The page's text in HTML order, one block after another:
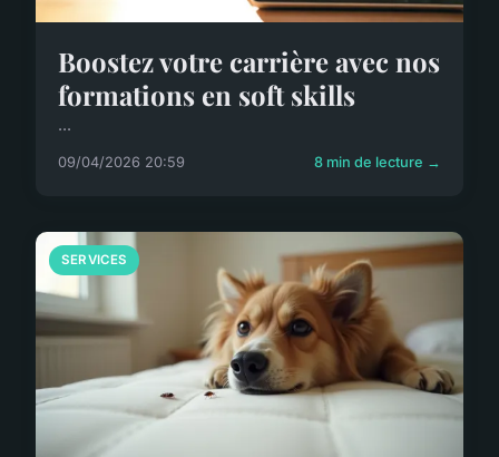
Boostez votre carrière avec nos
formations en soft skills
...
09/04/2026 20:59 8 min de lecture →
SERVICES